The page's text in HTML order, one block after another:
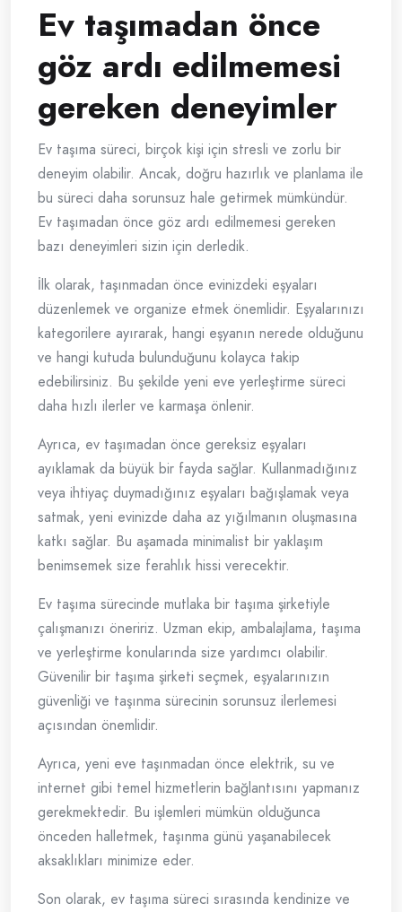
Ev taşımadan önce
göz ardı edilmemesi
gereken deneyimler
Ev taşıma süreci, birçok kişi için stresli ve zorlu bir
deneyim olabilir. Ancak, doğru hazırlık ve planlama ile
bu süreci daha sorunsuz hale getirmek mümkündür.
Ev taşımadan önce göz ardı edilmemesi gereken
bazı deneyimleri sizin için derledik.
İlk olarak, taşınmadan önce evinizdeki eşyaları
düzenlemek ve organize etmek önemlidir. Eşyalarınızı
kategorilere ayırarak, hangi eşyanın nerede olduğunu
ve hangi kutuda bulunduğunu kolayca takip
edebilirsiniz. Bu şekilde yeni eve yerleştirme süreci
daha hızlı ilerler ve karmaşa önlenir.
Ayrıca, ev taşımadan önce gereksiz eşyaları
ayıklamak da büyük bir fayda sağlar. Kullanmadığınız
veya ihtiyaç duymadığınız eşyaları bağışlamak veya
satmak, yeni evinizde daha az yığılmanın oluşmasına
katkı sağlar. Bu aşamada minimalist bir yaklaşım
benimsemek size ferahlık hissi verecektir.
Ev taşıma sürecinde mutlaka bir taşıma şirketiyle
çalışmanızı öneririz. Uzman ekip, ambalajlama, taşıma
ve yerleştirme konularında size yardımcı olabilir.
Güvenilir bir taşıma şirketi seçmek, eşyalarınızın
güvenliği ve taşınma sürecinin sorunsuz ilerlemesi
açısından önemlidir.
Ayrıca, yeni eve taşınmadan önce elektrik, su ve
internet gibi temel hizmetlerin bağlantısını yapmanız
gerekmektedir. Bu işlemleri mümkün olduğunca
önceden halletmek, taşınma günü yaşanabilecek
aksaklıkları minimize eder.
Son olarak, ev taşıma süreci sırasında kendinize ve